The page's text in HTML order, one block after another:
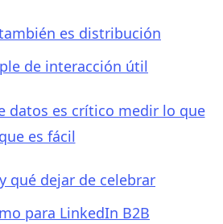
es distribución
de interacción útil
datos es crítico medir lo que
es fácil
qué dejar de celebrar
para LinkedIn B2B